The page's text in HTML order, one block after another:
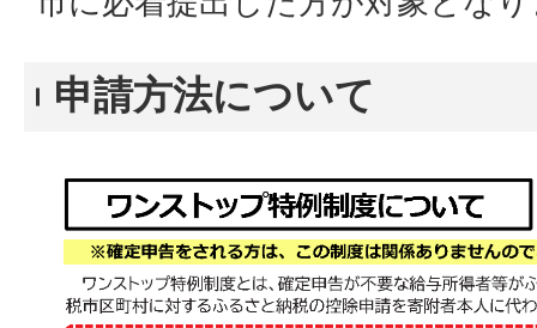
申請方法について